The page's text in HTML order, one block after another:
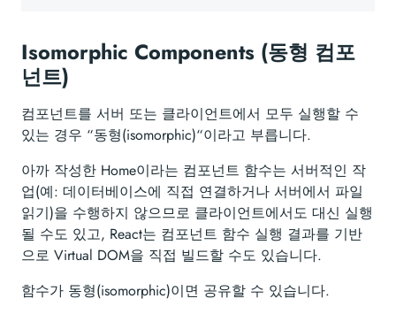
Isomorphic Components (동형 컴포
넌트)
컴포넌트를 서버 또는 클라이언트에서 모두 실행할 수
있는 경우 “동형(isomorphic)“이라고 부릅니다.
아까 작성한 Home이라는 컴포넌트 함수는 서버적인 작
업(예: 데이터베이스에 직접 연결하거나 서버에서 파일
읽기)을 수행하지 않으므로 클라이언트에서도 대신 실행
될 수도 있고, React는 컴포넌트 함수 실행 결과를 기반
으로 Virtual DOM을 직접 빌드할 수도 있습니다.
함수가 동형(isomorphic)이면 공유할 수 있습니다.